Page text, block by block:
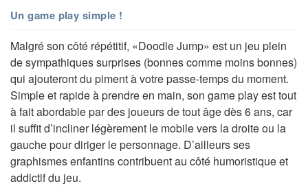
Un game play simple !
Malgré son côté répétitif, «Doodle Jump» est un jeu plein
de sympathiques surprises (bonnes comme moins bonnes)
qui ajouteront du piment à votre passe-temps du moment.
Simple et rapide à prendre en main, son game play est tout
à fait abordable par des joueurs de tout âge dès 6 ans, car
il suffit d’incliner légèrement le mobile vers la droite ou la
gauche pour diriger le personnage. D’ailleurs ses
graphismes enfantins contribuent au côté humoristique et
addictif du jeu.